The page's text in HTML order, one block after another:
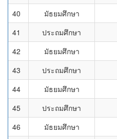
40
มัธยมศึกษา
41
ประถมศึกษา
42
มัธยมศึกษา
43
ประถมศึกษา
44
มัธยมศึกษา
45
ประถมศึกษา
46
มัธยมศึกษา